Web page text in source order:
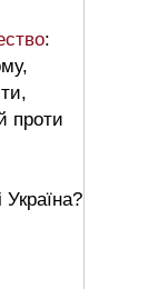
:
проти